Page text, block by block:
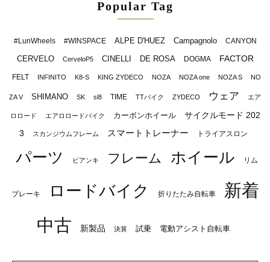
Popular Tag
#LunWheels #WINSPACE ALPE D'HUEZ Campagnolo CANYON
CERVELO CerveloP5 CINELLI DE ROSA DOGMA FACTOR
FELT INFINITO K8-S KING ZYDECO NOZA NOZA one NOZA S NO
ZA V SHIMANO SK sl8 TIME TTバイク ZYDECO ウェア エア
ロロード エアロロードバイク カーボンホイール
サイクルモード 202
3
スカンジウムフレーム スマートトレーナー トライアスロン
パーツ ビアンキ フレーム ホイール リム
ブレーキ ロードバイク 折りたたみ自転車
新着
中古
新製品 決算 試乗 電動アシスト自転車